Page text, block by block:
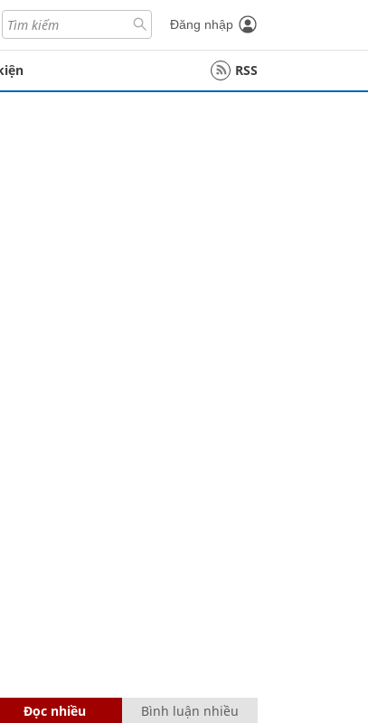
Đăng nhập
RSS
Đọc nhiều Bình luận nhiều